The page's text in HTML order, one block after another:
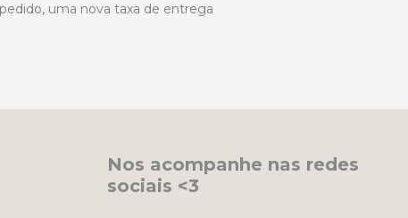
uma nova taxa de entrega
Nos acompanhe nas redes
sociais <3